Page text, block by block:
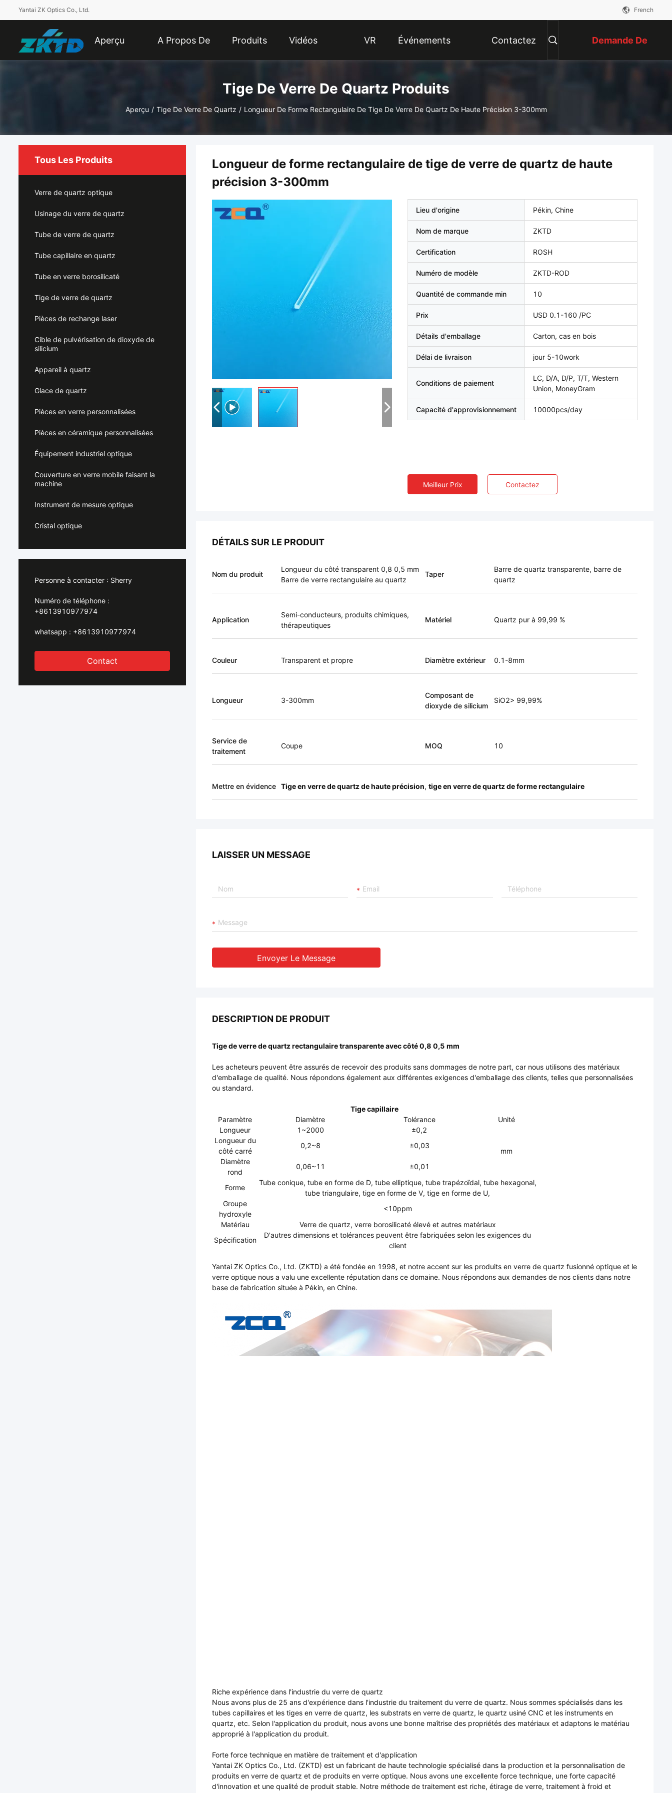
Yantai ZK Optics Co., Ltd. French
Aperçu A Propos De Produits Vidéos VR Événements Contactez Demande De
Tige De Verre De Quartz Produits
Aperçu / Tige De Verre De Quartz / Longueur De Forme Rectangulaire De Tige De Verre De Quartz De Haute Précision 3-300mm
Tous Les Produits
Verre de quartz optique
Usinage du verre de quartz
Tube de verre de quartz
Tube capillaire en quartz
Tube en verre borosilicaté
Tige de verre de quartz
Pièces de rechange laser
Cible de pulvérisation de dioxyde de
silicium
Appareil à quartz
Glace de quartz
Pièces en verre personnalisées
Pièces en céramique personnalisées
Équipement industriel optique
Couverture en verre mobile faisant la
machine
Instrument de mesure optique
Cristal optique
Personne à contacter : Sherry
Numéro de téléphone :
+8613910977974
whatsapp : +8613910977974
Contact
Longueur de forme rectangulaire de tige de verre de quartz de haute
précision 3-300mm
Lieu d'origine Pékin, Chine
Nom de marque ZKTD
Certification ROSH
Numéro de modèle ZKTD-ROD
Quantité de commande min 10
Prix USD 0.1-160 /PC
Détails d'emballage Carton, cas en bois
Délai de livraison jour 5-10work
Conditions de paiement
LC, D/A, D/P, T/T, Western
Union, MoneyGram
Capacité d'approvisionnement 10000pcs/day
Meilleur Prix Contactez
DÉTAILS SUR LE PRODUIT
Nom du produit
Longueur du côté transparent 0,8 0,5 mm
Barre de verre rectangulaire au quartz
Taper
Barre de quartz transparente, barre de
quartz
Application
Semi-conducteurs, produits chimiques,
thérapeutiques
Matériel Quartz pur à 99,99 %
Couleur Transparent et propre Diamètre extérieur 0.1-8mm
Longueur 3-300mm
Composant de
dioxyde de silicium
SiO2> 99,99%
Service de
traitement
Coupe MOQ 10
Mettre en évidence Tige en verre de quartz de haute précision, tige en verre de quartz de forme rectangulaire
LAISSER UN MESSAGE
Envoyer Le Message
DESCRIPTION DE PRODUIT
Tige de verre de quartz rectangulaire transparente avec côté 0,8 0,5 mm
Les acheteurs peuvent être assurés de recevoir des produits sans dommages de notre part, car nous utilisons des matériaux
d'emballage de qualité. Nous répondons également aux différentes exigences d'emballage des clients, telles que personnalisées
ou standard.
Tige capillaire
Paramètre
Diamètre Tolérance
Unité
Longueur
1~2000 ±0,2
mm
Longueur du
côté carré
0,2~8
±0,03
Diamètre
rond
0,06~11 ±0,01
Forme
Tube conique, tube en forme de D, tube elliptique, tube trapézoïdal, tube hexagonal,
tube triangulaire, tige en forme de V, tige en forme de U,
Groupe
hydroxyle
<10ppm
Matériau
Verre de quartz, verre borosilicaté élevé et autres matériaux
Spécification
D'autres dimensions et tolérances peuvent être fabriquées selon les exigences du
client
Yantai ZK Optics Co., Ltd. (ZKTD) a été fondée en 1998, et notre accent sur les produits en verre de quartz fusionné optique et le
verre optique nous a valu une excellente réputation dans ce domaine. Nous répondons aux demandes de nos clients dans notre
base de fabrication située à Pékin, en Chine.